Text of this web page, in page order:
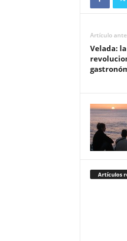
Artículo
Velada:
Artículos